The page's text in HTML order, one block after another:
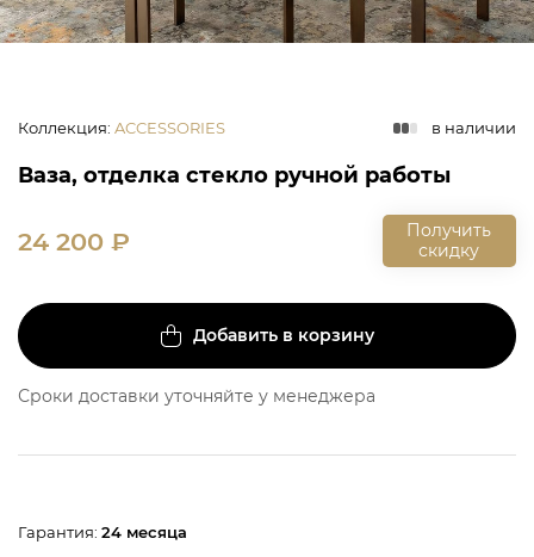
Коллекция: ACCESSORIES в наличии
Ваза, отделка стекло ручной работы
24 200 ₽
Получить
скидку
Добавить в корзину
Сроки доставки уточняйте у менеджера
Гарантия: 24 месяца